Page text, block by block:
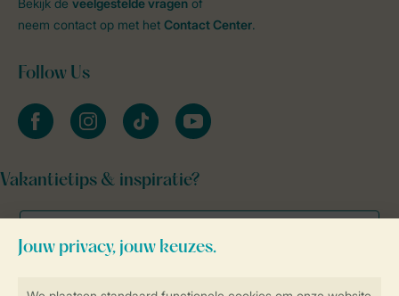
Bekijk de veelgestelde vragen of
neem contact op met het Contact Center.
Follow Us
facebookinstagramtiktok youtube
Vakantietips & inspiratie?